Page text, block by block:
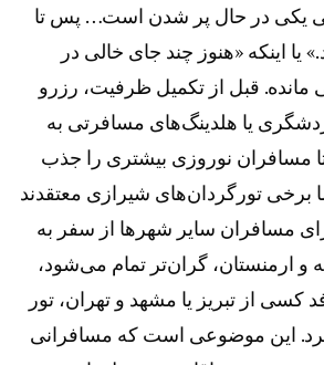
یکی در حال پر شدن است… پس تا
یا اینکه «هنوز چند جای خالی در
مانده. قبل از تکمیل ظرفیت، رزرو
یا هلدینگ‌های مسافرتی به
مسافران نوروزی بیشتری را جذب
برخی تورگردان‌های شیرازی معتقدند
مسافران سایر شهر‌ها از سفر به
و ارمنستان، گران‌تر تمام می‌شود،
از تبریز یا مشهد و تهران، تور
این موضوعی است که مسافرانی